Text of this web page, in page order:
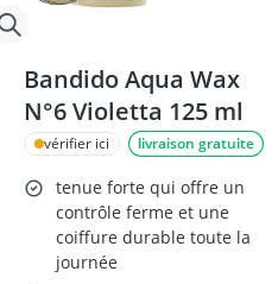
Bandido Aqua Wax
N°6 Violetta 125 ml
vérifier ici livraison gratuite
tenue forte qui offre un
contrôle ferme et une
coiffure durable toute la
journée